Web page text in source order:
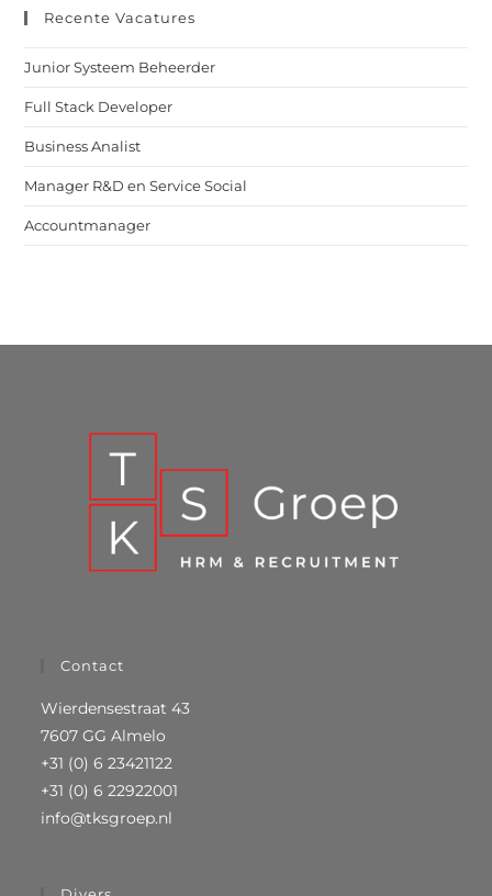
Recente Vacatures
Junior Systeem Beheerder
Full Stack Developer
Business Analist
Manager R&D en Service Social
Accountmanager
Contact
Wierdensestraat 43
7607 GG Almelo
+31 (0) 6 23421122
+31 (0) 6 22922001
info@tksgroep.nl